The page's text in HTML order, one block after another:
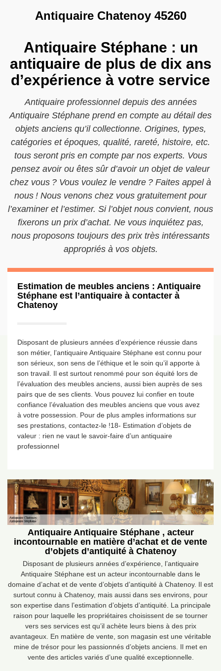
Antiquaire Chatenoy 45260
Antiquaire Stéphane : un
antiquaire de plus de dix ans
d’expérience à votre service
Antiquaire professionnel depuis des années
Antiquaire Stéphane prend en compte au détail des
objets anciens qu’il collectionne. Origines, types,
catégories et époques, qualité, rareté, histoire, etc.
tous seront pris en compte par nos experts. Vous
pensez avoir ou êtes sûr d’avoir un objet de valeur
chez vous ? Vous voulez le vendre ? Faites appel à
nous ! Nous venons chez vous gratuitement pour
l’examiner et l’estimer. Si l’objet nous convient, nous
fixerons un prix d’achat. Ne vous inquiétez pas,
nous proposons toujours des prix très intéressants
appropriés à vos objets.
Estimation de meubles anciens : Antiquaire
Stéphane est l’antiquaire à contacter à
Chatenoy
Disposant de plusieurs années d’expérience réussie dans
son métier, l’antiquaire Antiquaire Stéphane est connu pour
son sérieux, son sens de l’éthique et le soin qu’il apporte à
son travail. Il est surtout renommé pour son équité lors de
l’évaluation des meubles anciens, aussi bien auprès de ses
pairs que de ses clients. Vous pouvez lui confier en toute
confiance l’évaluation des meubles anciens que vous avez
à votre possession. Pour de plus amples informations sur
ses prestations, contactez-le !18- Estimation d’objets de
valeur : rien ne vaut le savoir-faire d’un antiquaire
professionnel
Antiquaire Antiquaire Stéphane , acteur
incontournable en matière d’achat et de vente
d’objets d’antiquité à Chatenoy
Disposant de plusieurs années d’expérience, l’antiquaire
Antiquaire Stéphane est un acteur incontournable dans le
domaine d’achat et de vente d’objets d’antiquité à Chatenoy. Il est
surtout connu à Chatenoy, mais aussi dans ses environs, pour
son expertise dans l’estimation d’objets d’antiquité. La principale
raison pour laquelle les propriétaires choisissent de se tourner
vers ses services est qu’il achète leurs biens à des prix
avantageux. En matière de vente, son magasin est une véritable
mine de trésor pour les passionnés d’objets anciens. Il met en
vente des articles variés d’une qualité exceptionnelle.